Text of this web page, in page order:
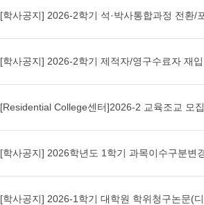
[학사공지] 2026-2학기 석·박사통합과정 전환/
[학사공지] 2026-2학기 제적자/영구수료자 재
[Residential College센터]2026-2 교육조교 모
[학사공지] 2026학년도 1학기 과목이수구분변
[학사공지] 2026-1학기 대학원 학위청구논문(